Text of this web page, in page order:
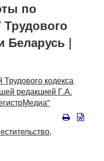
по
Трудового
Беларусь |
кодекса
редакцией Г.А.